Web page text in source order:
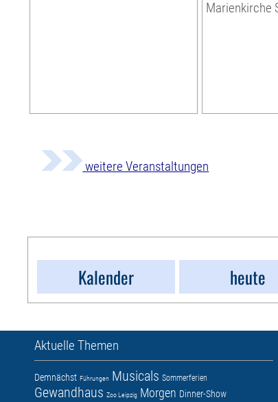
Marienkirche
weitere Veranstaltungen
Kalender
heute
Aktuelle Themen
Demnächst Führungen Musicals Sommerferien
Gewandhaus Zoo Leipzig Morgen Dinner-Show